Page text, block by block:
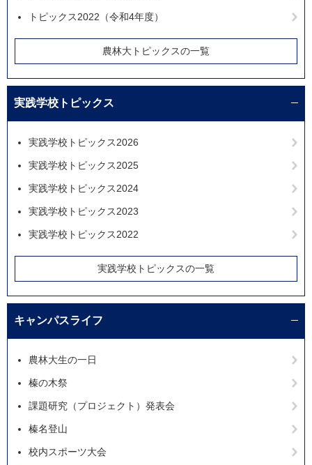
トピックス2022（令和4年度）
農林大トピックスの一覧
実践学校トピックス
実践学校トピックス2026
実践学校トピックス2025
実践学校トピックス2024
実践学校トピックス2023
実践学校トピックス2022
実践学校トピックスの一覧
キャンパスライフ
農林大生の一日
榛の木祭
課題研究（プロジェクト）発表会
榛名登山
校内スポーツ大会